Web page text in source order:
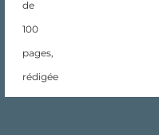
de
100
pages,
rédigée
par